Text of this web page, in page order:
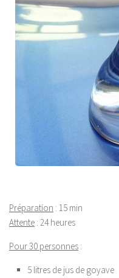
Préparation : 15 min
Attente : 24 heures
Pour 30 personnes :
5 litres de jus de goyave